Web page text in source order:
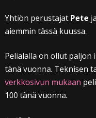
Yhtiön perustajat Pete ja
aiemmin tässä kuussa.
Pelialalla on ollut paljon
tänä vuonna. Teknisen
verkkosivun mukaan
100 tänä vuonna.